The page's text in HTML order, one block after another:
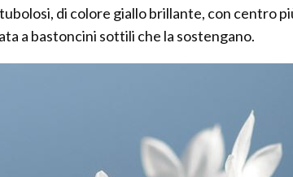
di colore giallo brillante, con centro
a bastoncini sottili che la sostengano.